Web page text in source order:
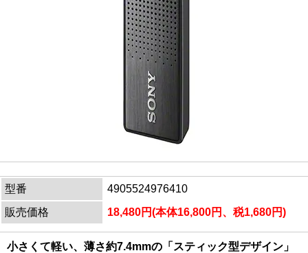
型番
4905524976410
販売価格
18,480円(本体16,800円、税1,680円)
小さくて軽い、薄さ約7.4mmの「スティック型デザイン」